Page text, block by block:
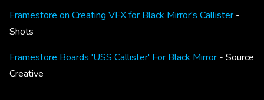
Framestore on Creating VFX for Black Mirror's Callister -
Shots
Framestore Boards 'USS Callister' For Black Mirror - Source
Creative